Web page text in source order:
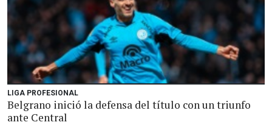
LIGA PROFESIONAL
Belgrano inició la defensa del título con un triunfo
ante Central